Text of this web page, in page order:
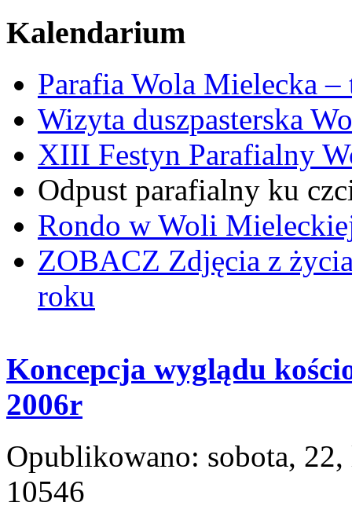
Kalendarium
Parafia Wola Mielecka
Wizyta duszpasterska
XIII Festyn Parafialny
Odpust parafialny ku
Rondo w Woli
ZOBACZ Zdjęcia z
roku
Koncepcja wyglądu
2006r
Opublikowano: sobota,
10546